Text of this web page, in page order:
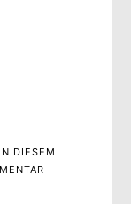
DIESEM